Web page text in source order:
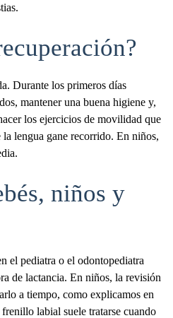
Durante los primeros días
mantener una buena higiene y,
los ejercicios de movilidad que
lengua gane recorrido. En niños,
niños y
el pediatra o el odontopediatra
de lactancia. En niños, la revisión
a tiempo, como explicamos en
labial suele tratarse cuando